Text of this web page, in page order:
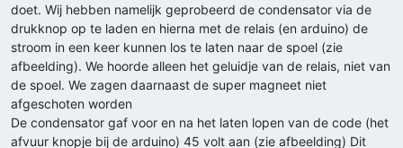
doet. Wij hebben namelijk geprobeerd de condensator via de
drukknop op te laden en hierna met de relais (en arduino) de
stroom in een keer kunnen los te laten naar de spoel (zie
afbeelding). We hoorde alleen het geluidje van de relais, niet van
de spoel. We zagen daarnaast de super magneet niet
afgeschoten worden
De condensator gaf voor en na het laten lopen van de code (het
afvuur knopje bij de arduino) 45 volt aan (zie afbeelding) Dit